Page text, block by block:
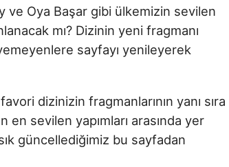
ve Oya Başar gibi ülkemizin sevilen
mı? Dizinin yeni fragmanı
sayfayı yenileyerek
dizinizin fragmanlarının yanı sıra
sevilen yapımları arasında yer
güncellediğimiz bu sayfadan